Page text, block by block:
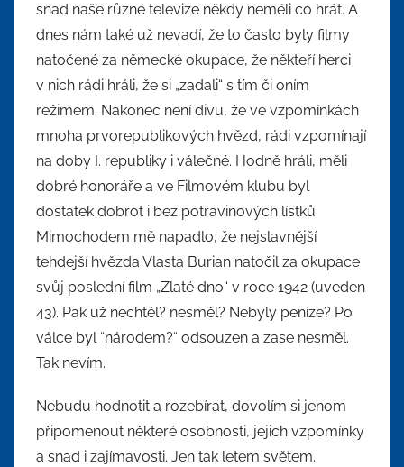
snad naše různé televize někdy neměli co hrát. A
dnes nám také už nevadí, že to často byly filmy
natočené za německé okupace, že někteří herci
v nich rádi hráli, že si „zadali“ s tím či oním
režimem. Nakonec není divu, že ve vzpomínkách
mnoha prvorepublikových hvězd, rádi vzpomínají
na doby I. republiky i válečné. Hodně hráli, měli
dobré honoráře a ve Filmovém klubu byl
dostatek dobrot i bez potravinových lístků.
Mimochodem mě napadlo, že nejslavnější
tehdejší hvězda Vlasta Burian natočil za okupace
svůj poslední film „Zlaté dno“ v roce 1942 (uveden
43). Pak už nechtěl? nesměl? Nebyly peníze? Po
válce byl “národem?“ odsouzen a zase nesměl.
Tak nevím.
Nebudu hodnotit a rozebírat, dovolím si jenom
připomenout některé osobnosti, jejich vzpomínky
a snad i zajímavosti. Jen tak letem světem.